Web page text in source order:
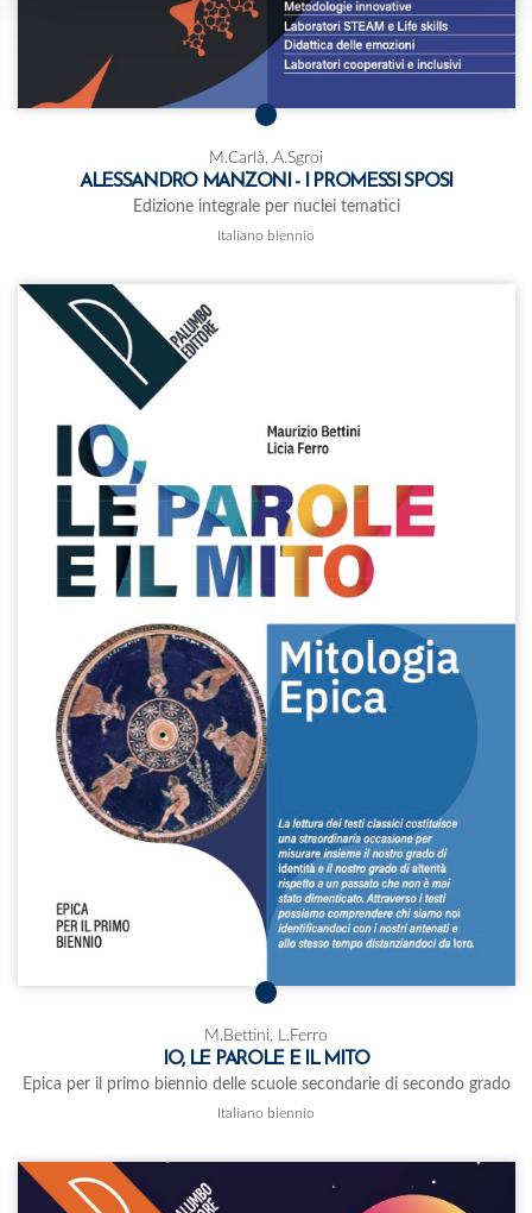
M.Carlà, A.Sgroi
ALESSANDRO MANZONI - I PROMESSI SPOSI
Edizione integrale per nuclei tematici
Italiano biennio
M.Bettini, L.Ferro
IO, LE PAROLE E IL MITO
Epica per il primo biennio delle scuole secondarie di secondo grado
Italiano biennio